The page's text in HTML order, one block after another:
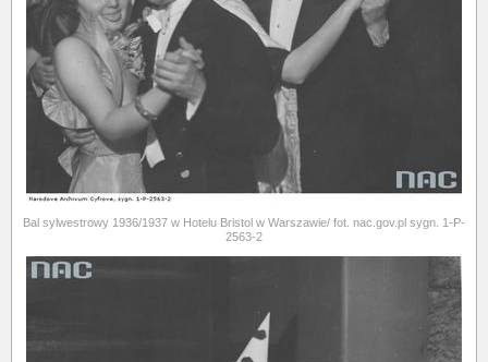
Bal sylwestrowy 1936/1937 w Hotelu Bristol w Warszawie/ fot. nac.gov.pl sygn. 1-P-
2563-2